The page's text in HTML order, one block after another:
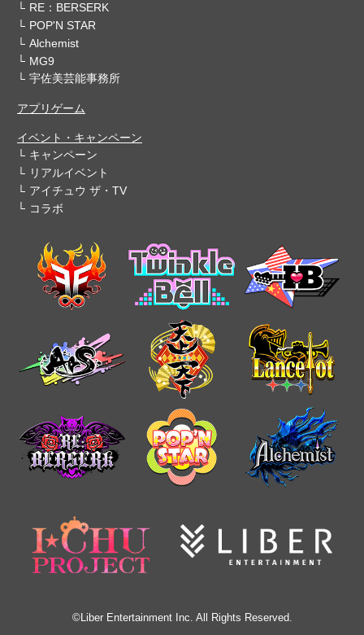
RE：BERSERK
POP'N STAR
Alchemist
MG9
宇佐美芸能事務所
アプリゲーム
イベント・キャンペーン
キャンペーン
リアルイベント
アイチュウ ザ・TV
コラボ
©Liber Entertainment Inc. All Rights Reserved.